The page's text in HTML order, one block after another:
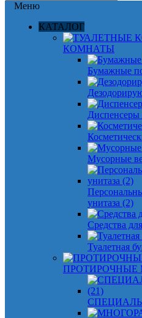
Меню
КАТАЛОГ
КОМНАТЫ
Бумажные
Диспенсеры
Мусорные
унитаза (2)
Средства
Туалетная
ПРОТИРОЧНЫЕ